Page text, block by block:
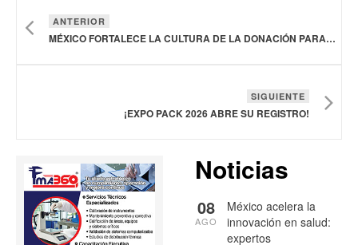
ANTERIOR
MÉXICO FORTALECE LA CULTURA DE LA DONACIÓN PARA INCREMENTAR LOS TRASPLANTES
SIGUIENTE
¡EXPO PACK 2026 ABRE SU REGISTRO!
Noticias
México acelera la
innovación en salud:
expertos
08
AGO